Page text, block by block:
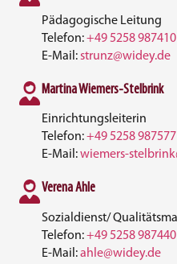
Pädagogische Leitung
Telefon:+49 5258 987410
E-Mail:strunz@widey.de
Martina Wiemers-Stelbrink
Einrichtungsleiterin
Telefon:+49 5258 987577
E-Mail:wiemers-
Verena Ahle
Sozialdienst/
Telefon:+49 5258 987440
E-Mail:ahle@widey.de